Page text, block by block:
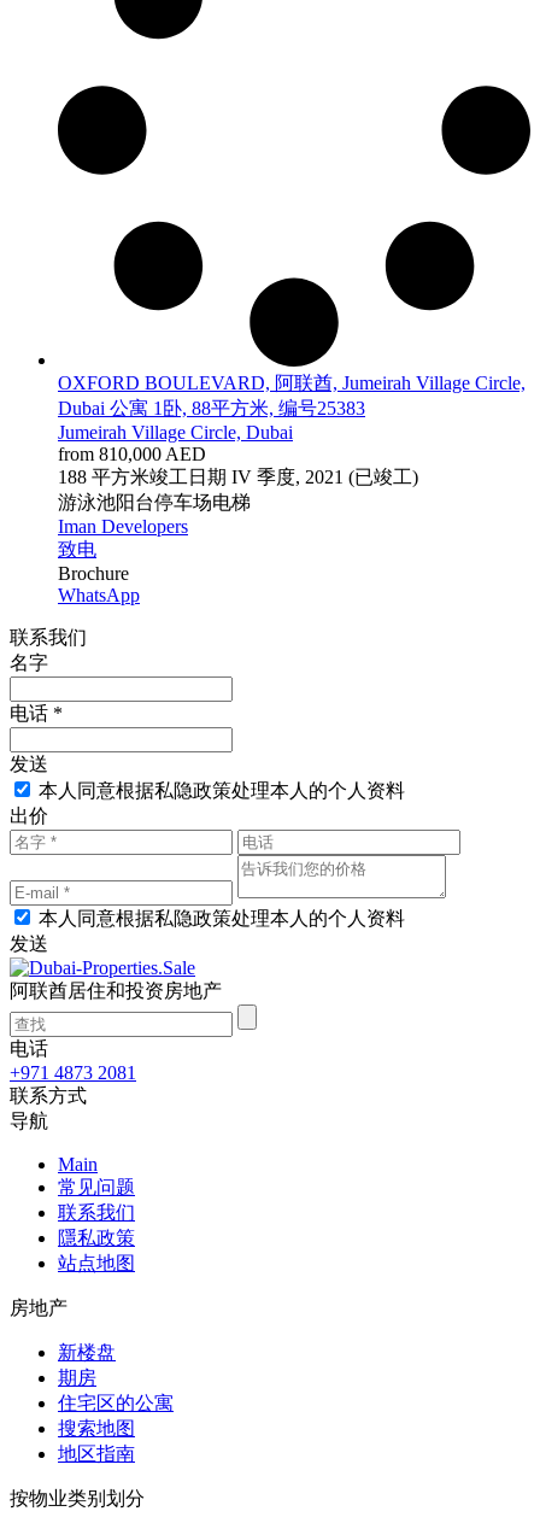
OXFORD BOULEVARD, 阿联酋, Jumeirah Village Circle,
Dubai 公寓 1卧, 88平方米, 编号25383
Jumeirah Village Circle, Dubai
from 810,000 AED
188 平方米竣工日期 IV 季度, 2021 (已竣工)
游泳池阳台停车场电梯
Iman Developers
致电
Brochure
WhatsApp
联系我们
名字
电话 *
发送
本人同意根据私隐政策处理本人的个人资料
出价
本人同意根据私隐政策处理本人的个人资料
发送
阿联酋居住和投资房地产
电话
+971 4873 2081
联系方式
导航
Main
常见问题
联系我们
隱私政策
站点地图
房地产
新楼盘
期房
住宅区的公寓
搜索地图
地区指南
按物业类别划分